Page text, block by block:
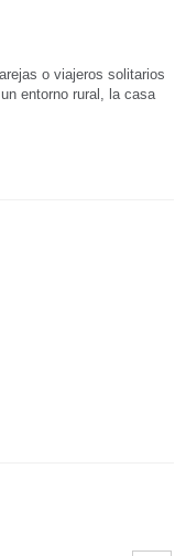
o viajeros solitarios
entorno rural, la casa